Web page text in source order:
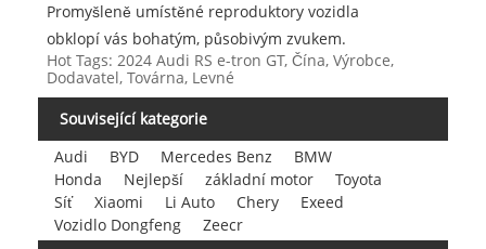
Promyšleně umístěné reproduktory vozidla
obklopí vás bohatým, působivým zvukem.
Hot Tags: 2024 Audi RS e-tron GT, Čína, Výrobce,
Dodavatel, Továrna, Levné
Související kategorie
Audi
BYD Mercedes Benz
BMW
Honda
Nejlepší základní motor
Toyota
Síť
Xiaomi Li Auto Chery
Exeed
Vozidlo Dongfeng
Zeecr